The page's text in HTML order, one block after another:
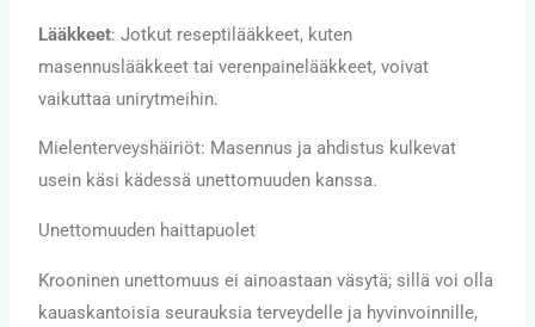
Lääkkeet: Jotkut reseptilääkkeet, kuten
masennuslääkkeet tai verenpainelääkkeet, voivat
vaikuttaa unirytmeihin.
Mielenterveyshäiriöt: Masennus ja ahdistus kulkevat
usein käsi kädessä unettomuuden kanssa.
Unettomuuden haittapuolet
Krooninen unettomuus ei ainoastaan väsytä; sillä voi olla
kauaskantoisia seurauksia terveydelle ja hyvinvoinnille,